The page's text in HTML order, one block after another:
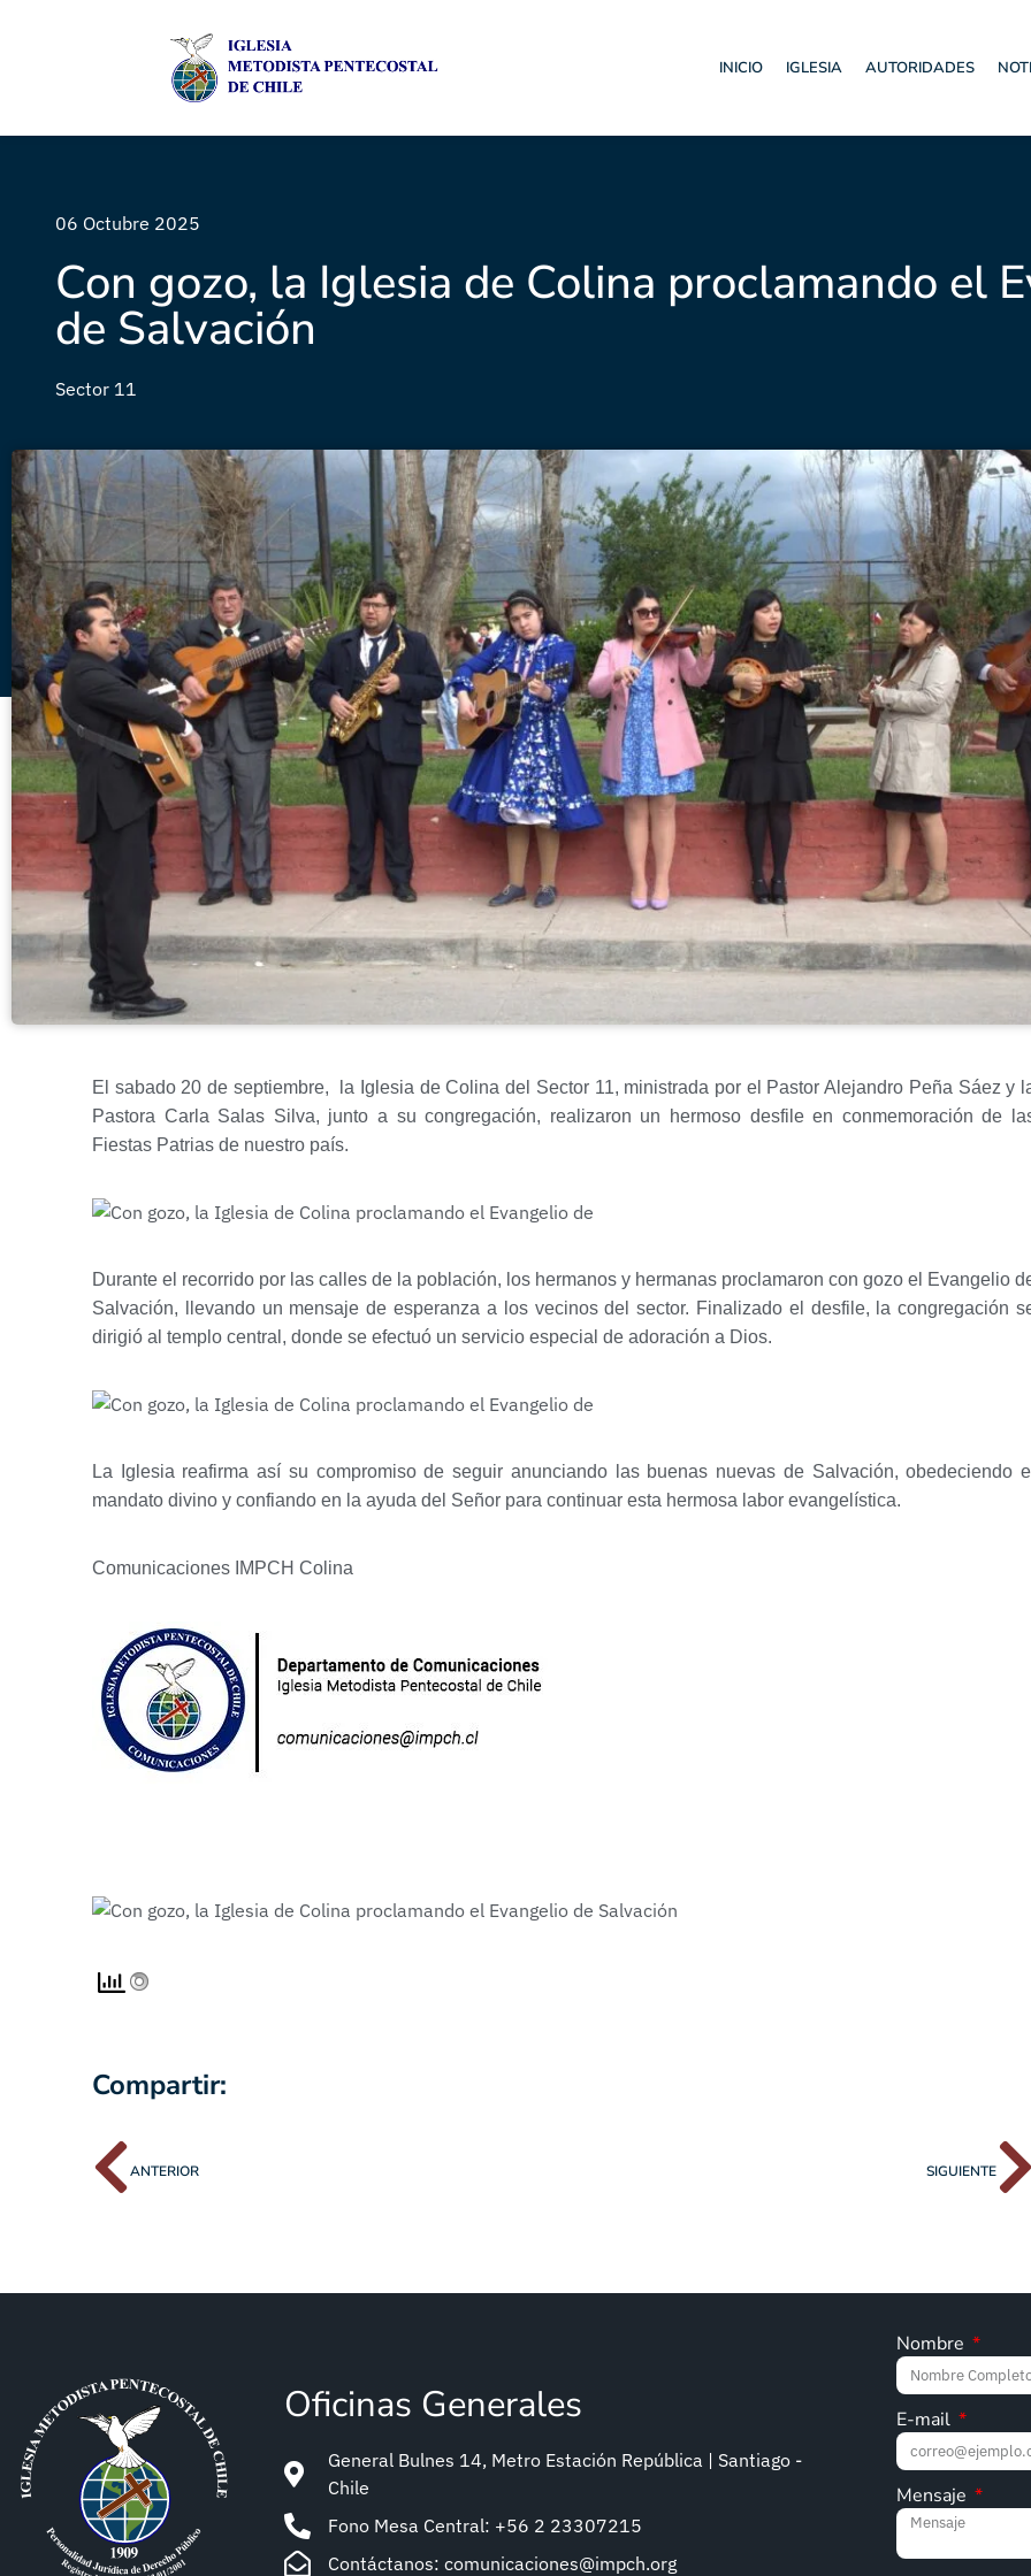
INICIO IGLESIA AUTORIDADES
06 Octubre 2025
Con gozo, la Iglesia de Colina proclamando el
de Salvación
Sector 11
El sabado 20 de septiembre, la Iglesia de Colina del Sector 11, ministrada por el Pastor Alejandro Peña Sáez y
Pastora Carla Salas Silva, junto a su congregación, realizaron un hermoso desfile en conmemoración de
Fiestas Patrias de nuestro país.
Durante el recorrido por las calles de la población, los hermanos y hermanas proclamaron con gozo el Evangelio
Salvación, llevando un mensaje de esperanza a los vecinos del sector. Finalizado el desfile, la congregación
dirigió al templo central, donde se efectuó un servicio especial de adoración a Dios.
La Iglesia reafirma así su compromiso de seguir anunciando las buenas nuevas de Salvación, obedeciendo el
mandato divino y confiando en la ayuda del Señor para continuar esta hermosa labor evangelística.
Comunicaciones IMPCH Colina
Compartir:
ANTERIOR SIGUIENTE
Oficinas Generales
General Bulnes 14, Metro Estación República | Santiago -
Chile
Fono Mesa Central: +56 2 23307215
Contáctanos: comunicaciones@impch.org
Nombre
E-mail
Mensaje